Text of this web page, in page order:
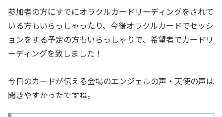
参加者の方にすでにオラクルカードリーディングをされて
いる方もいらっしゃったり、今後オラクルカードでセッシ
ョンをする予定の方もいらっしゃりで、希望者でカードリ
ーディングを致しました！
今日のカードが伝える会場のエンジェルの声・天使の声は
聞きやすかったですね。